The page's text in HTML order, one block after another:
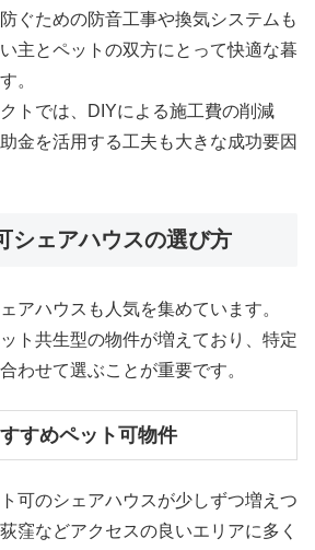
ぐための防音工事や換気システムも
主とペットの双方にとって快適な暮
。
トでは、DIYによる施工費の削減
金を活用する工夫も大きな成功要因
シェアハウスの選び方
アハウスも人気を集めています。
ト共生型の物件が増えており、特定
わせて選ぶことが重要です。
すめペット可物件
可のシェアハウスが少しずつ増えつ
窪などアクセスの良いエリアに多く